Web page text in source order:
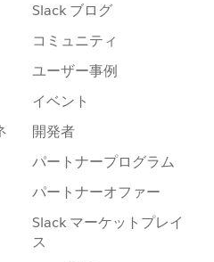
Slack ブログ
コミュニティ
ユーザー事例
イベント
開発者
パートナープログラム
パートナーオファー
Slack マーケットプレイ
ス